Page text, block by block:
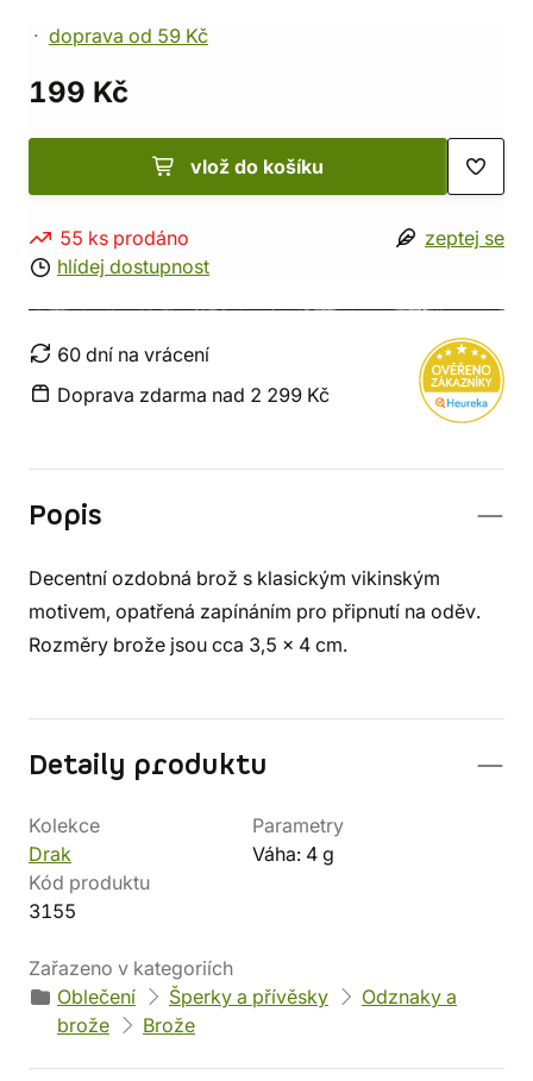
doprava od 59 Kč
199 Kč
vlož do košíku
55 ks prodáno
hlídej dostupnost
zeptej se
60 dní na vrácení
Doprava zdarma nad 2 299 Kč
Popis
Decentní ozdobná brož s klasickým vikinským
motivem, opatřená zapínáním pro připnutí na oděv.
Rozměry brože jsou cca 3,5 x 4 cm.
Detaily produktu
Kolekce
Drak
Parametry
Váha: 4 g
Kód produktu
3155
Zařazeno v kategoriích
Oblečení
Šperky a přívěsky
Odznaky a
brože
Brože